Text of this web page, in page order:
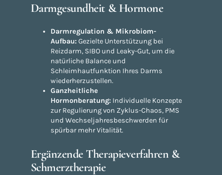
Darmgesundheit & Hormone
Darmregulation & Mikrobiom-
Aufbau: Gezielte Unterstützung bei
Reizdarm, SIBO und Leaky-Gut, um die
natürliche Balance und
Schleimhautfunktion Ihres Darms
wiederherzustellen.
Ganzheitliche
Hormonberatung: Individuelle Konzepte
zur Regulierung von Zyklus-Chaos, PMS
und Wechseljahresbeschwerden für
spürbar mehr Vitalität.
Ergänzende Therapieverfahren &
Schmerztherapie